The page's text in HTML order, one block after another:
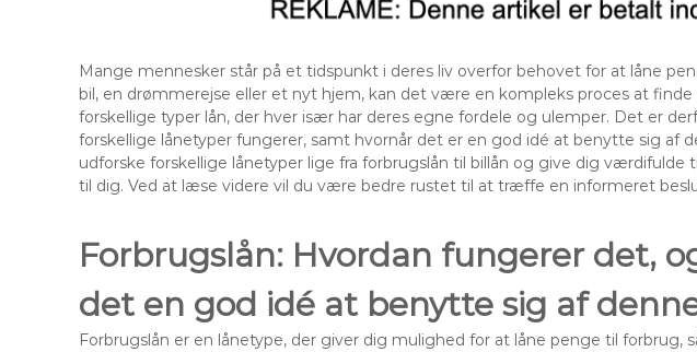
Mange mennesker står på et tidspunkt i deres liv overfor behovet for at låne
bil, en drømmerejse eller et nyt hjem, kan det være en kompleks proces at
forskellige typer lån, der hver især har deres egne fordele og ulemper. Det er
forskellige lånetyper fungerer, samt hvornår det er en god idé at benytte sig af
udforske forskellige lånetyper lige fra forbrugslån til billån og give dig værdifulde
til dig. Ved at læse videre vil du være bedre rustet til at træffe en informeret
Forbrugslån: Hvordan fungerer det,
det en god idé at benytte sig af
Forbrugslån er en lånetype, der giver dig mulighed for at låne penge til forbrug,